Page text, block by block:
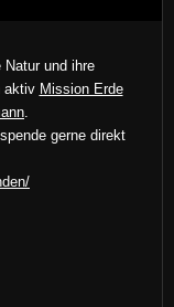
und ihre
aktiv Mission Erde
gerne direkt